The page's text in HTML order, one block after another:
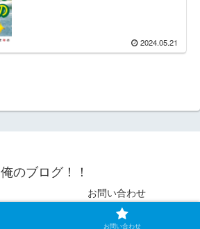
2024.05.21
俺のブログ！！
お問い合わせ
お問い合わせ